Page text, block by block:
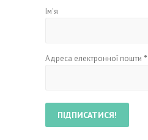
Ім'я
Адреса електронної пошти *